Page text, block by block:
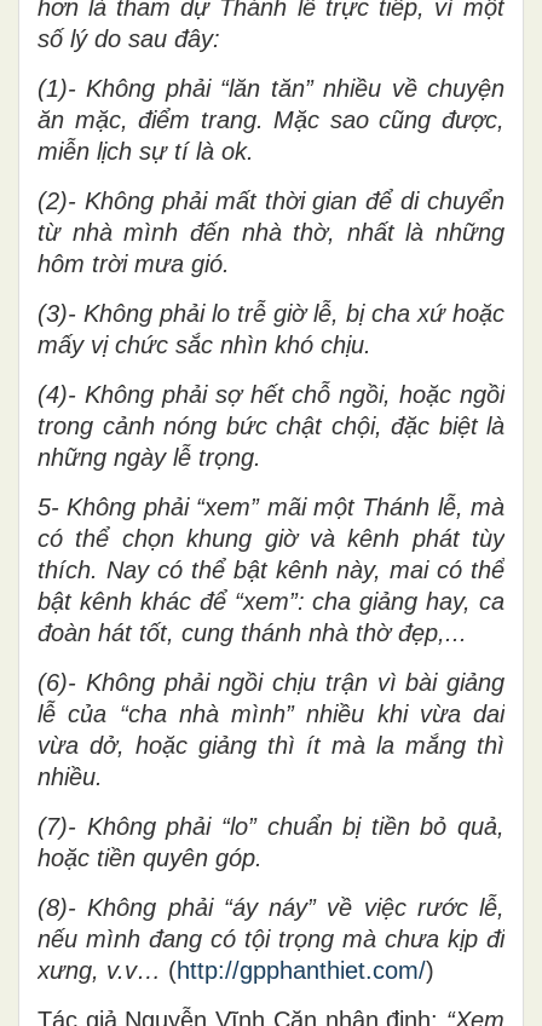
hơn là tham dự Thánh lễ trực tiếp, vì một
số lý do sau đây:
(1)- Không phải “lăn tăn” nhiều về chuyện
ăn mặc, điểm trang. Mặc sao cũng được,
miễn lịch sự tí là ok.
(2)- Không phải mất thời gian để di chuyển
từ nhà mình đến nhà thờ, nhất là những
hôm trời mưa gió.
(3)- Không phải lo trễ giờ lễ, bị cha xứ hoặc
mấy vị chức sắc nhìn khó chịu.
(4)- Không phải sợ hết chỗ ngồi, hoặc ngồi
trong cảnh nóng bức chật chội, đặc biệt là
những ngày lễ trọng.
5- Không phải “xem” mãi một Thánh lễ, mà
có thể chọn khung giờ và kênh phát tùy
thích. Nay có thể bật kênh này, mai có thể
bật kênh khác để “xem”: cha giảng hay, ca
đoàn hát tốt, cung thánh nhà thờ đẹp,...
(6)- Không phải ngồi chịu trận vì bài giảng
lễ của “cha nhà mình” nhiều khi vừa dai
vừa dở, hoặc giảng thì ít mà la mắng thì
nhiều.
(7)- Không phải “lo” chuẩn bị tiền bỏ quả,
hoặc tiền quyên góp.
(8)- Không phải “áy náy” về việc rước lễ,
nếu mình đang có tội trọng mà chưa kịp đi
xưng, v.v… (http://gpphanthiet.com/)
Tác giả Nguyễn Vĩnh Căn nhận định: “Xem